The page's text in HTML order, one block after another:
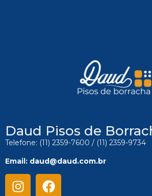
Daud Pisos de
Telefone: (11) 2359-7600 / (11) 2359-9734
Email: daud@daud.com.br